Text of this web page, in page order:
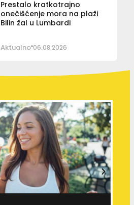
Prestalo kratkotrajno
onečišćenje mora na plaži
Bilin žal u Lumbardi
Aktualno 06.08.2026